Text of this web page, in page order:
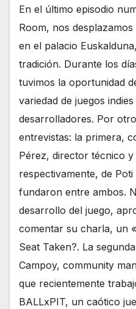
En el último episodio
Room, nos
en el palacio
tradición. Durante los
tuvimos la oportunidad
variedad de juegos
desarrolladores. Por
entrevistas: la primera,
Pérez, director técnico
respectivamente, de
fundaron entre ambos.
desarrollo del juego,
comentar su charla, un
Seat Taken?. La
Campoy, community
que recientemente
BALLxPIT, un caótico